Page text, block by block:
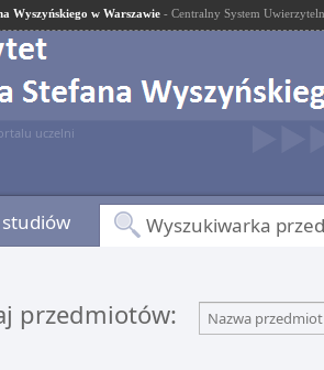
Wyszyńskiego w Warszawie - Centralny System
uczelni
Wyszukiwarka
przedmiotów: Nazwa